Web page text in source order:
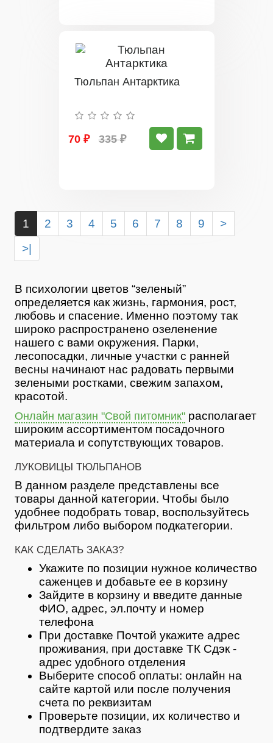
Тюльпан Антарктика
70 ₽ 335 ₽
1 2 3 4 5 6 7 8 9
>
>|
В психологии цветов “зеленый”
определяется как жизнь, гармония, рост,
любовь и спасение. Именно поэтому так
широко распространено озеленение
нашего с вами окружения. Парки,
лесопосадки, личные участки с ранней
весны начинают нас радовать первыми
зелеными ростками, свежим запахом,
красотой.
Онлайн магазин "Свой питомник" располагает
широким ассортиментом посадочного
материала и сопутствующих товаров.
ЛУКОВИЦЫ ТЮЛЬПАНОВ
В данном разделе представлены все
товары данной категории. Чтобы было
удобнее подобрать товар, воспользуйтесь
фильтром либо выбором подкатегории.
КАК СДЕЛАТЬ ЗАКАЗ?
Укажите по позиции нужное количество
саженцев и добавьте ее в корзину
Зайдите в корзину и введите данные
ФИО, адрес, эл.почту и номер
телефона
При доставке Почтой укажите адрес
проживания, при доставке ТК Сдэк -
адрес удобного отделения
Выберите способ оплаты: онлайн на
сайте картой или после получения
счета по реквизитам
Проверьте позиции, их количество и
подтвердите заказ